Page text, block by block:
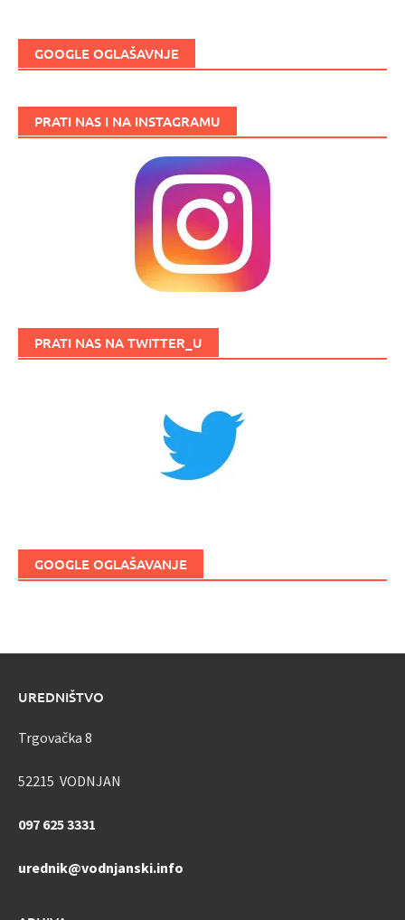
GOOGLE OGLAŠAVNJE
PRATI NAS I NA INSTAGRAMU
PRATI NAS NA TWITTER_U
GOOGLE OGLAŠAVANJE
UREDNIŠTVO
Trgovačka 8
52215 VODNJAN
097 625 3331
urednik@vodnjanski.info